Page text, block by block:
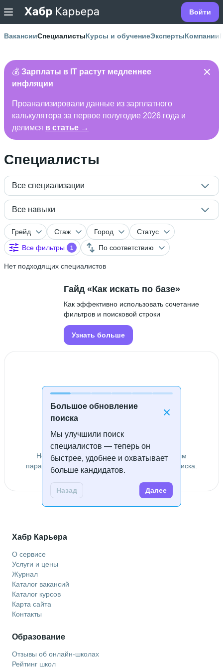
Войти
ВакансииСпециалистыКурсы и обучениеЭкспертыКомпании
💰 Зарплаты в IT растут медленнее
инфляции
Проанализировали данные из зарплатного
калькулятора за первое полугодие 2026 года и
делимся в статье →
Специалисты
Все специализации
Все навыки
Грейд Стаж Город
Статус
Все фильтры
1 По соответствию
Нет подходящих специалистов
Большое обновление
поиска
Мы улучшили поиск
специалистов — теперь он
быстрее, удобнее и охватывает
больше кандидатов.
Назад Далее
Гайд «Как искать по базе»
Как эффективно использовать сочетание
фильтров и поисковой строки
Узнать больше
Специалисты не найдены
Не удалось найти специалистов по заданным
параметрам. Попробуйте изменить условия поиска.
Хабр Карьера
О сервисе
Услуги и цены
Журнал
Каталог вакансий
Каталог курсов
Карта сайта
Контакты
Образование
Отзывы об онлайн-школах
Рейтинг школ